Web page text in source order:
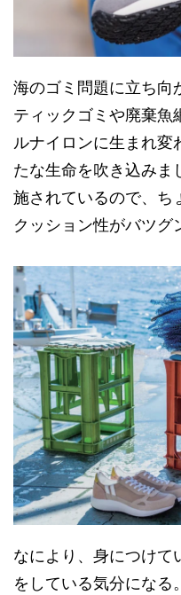
海のゴミ問題に立ち向
ティックゴミや廃棄魚
ルナイロンに生まれ変
たな生命を吹き込みま
施されているので、ち
クッション性がバツグ
なにより、身につけて
をしている気分になる